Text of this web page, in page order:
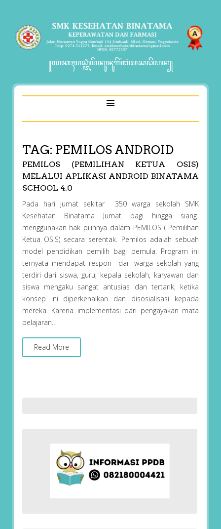
꧋ꦭꦁꦏꦃꦥꦱ꧀ꦠꦶꦩꦼꦤꦸꦗꦸꦒꦼꦂꦧꦁꦩꦱꦣꦼꦥꦤ꧀
TAG: PEMILOS ANDROID
PEMILOS (PEMILIHAN KETUA OSIS)
MELALUI APLIKASI ANDROID BINATAMA
SCHOOL 4.0
Pada hari jumat sekitar 350 warga sekolah SMK
Kesehatan Binatama Jumat pagi hingga siang
menggunakan hak pilihnya dalam PEMILOS ( Pemilihan
Ketua OSIS) secara serentak. Pemilos adalah sebuah
model pendidikan pemilih bagi pemula. Program ini
ternyata mendapat respon dari warga sekolah yang
terdiri dari siswa, guru, kepala sekolah, karyawan dan
siswa mengaku sangat antusias dan tertarik, ketika
konsep ini diperkenalkan dan disosialisasi kepada
mereka. Karena implementasi dari pengayakan mata
pelajaran…
Read More